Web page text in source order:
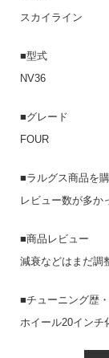
スカイライン
■型式
NV36
■グレード
FOUR
■ラルグス商品を
レビュー数が多か
■商品レビュー
減衰などはまだ調
■チューニング歴
ホイール20インチ